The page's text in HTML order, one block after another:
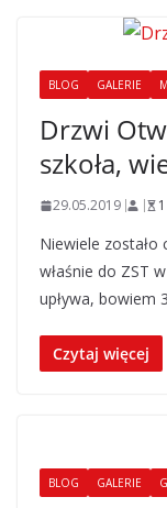
BLOG GALERIE
Drzwi
szkoła,
29.05.2019
Niewiele zostało
właśnie do ZST
upływa, bowiem
Czytaj więcej
BLOG GALERIE